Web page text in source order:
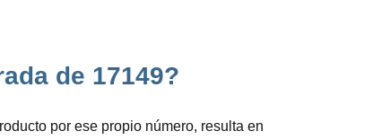
de 17149?
por ese propio número, resulta en